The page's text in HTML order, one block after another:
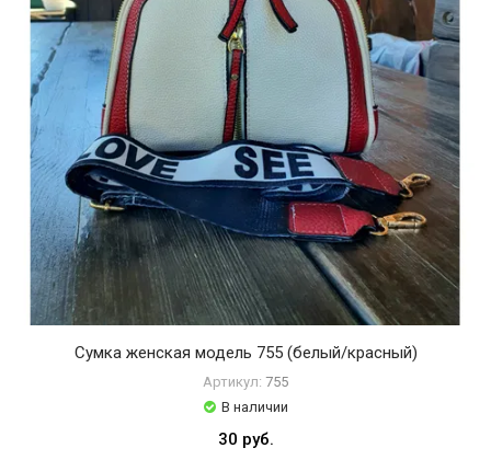
Сумка женская модель 755 (белый/красный)
Артикул: 755
В наличии
30 руб.